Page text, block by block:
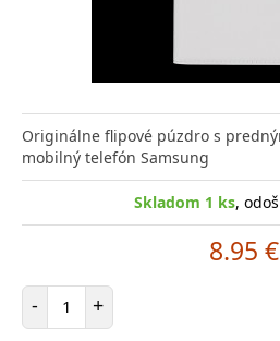
Originálne flipové púzdro s
mobilný telefón Samsung
Skladom 1 ks,
8.95 €
- Počet položiek
+